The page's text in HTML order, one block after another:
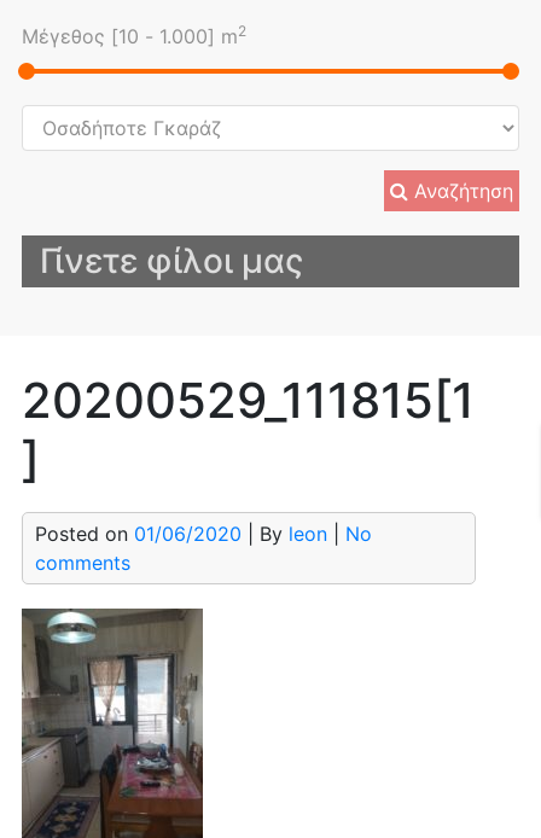
Μέγεθος [10 - 1.000] m2
Αναζήτηση
Γίνετε φίλοι μας
20200529_111815[1
]
Posted on 01/06/2020 | By leon| No
comments